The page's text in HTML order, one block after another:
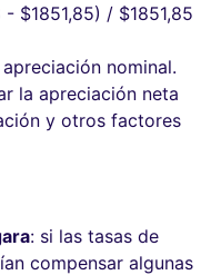
$1851,85) / $1851,85
nominal.
la apreciación neta
y otros factores
: si las tasas de
compensar algunas